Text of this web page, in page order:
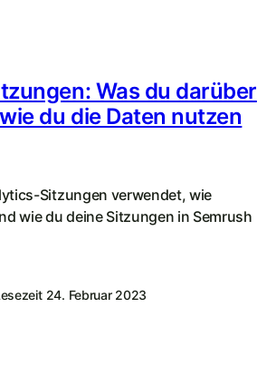
Was du darüber
du die Daten nutzen
Sitzungen verwendet, wie
wie du deine Sitzungen in Semrush
24. Februar 2023